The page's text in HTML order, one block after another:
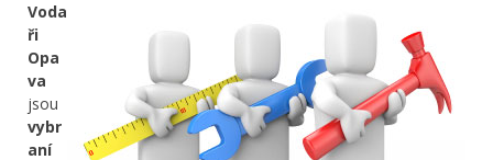
Voda
ři
Opa
va
jsou
vybr
aní